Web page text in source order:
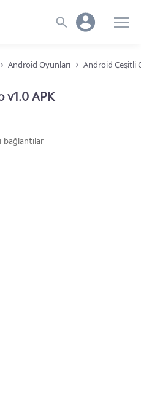
Android Oyunları Android Çeşitli
v1.0 APK
bağlantılar